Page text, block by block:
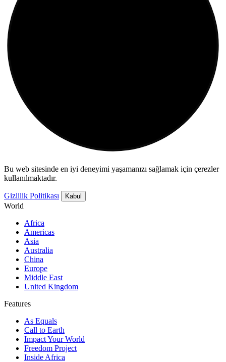
Bu web sitesinde en iyi deneyimi yaşamanızı sağlamak için çerezler
kullanılmaktadır.
Gizlilik Politikası Kabul
World
Africa
Americas
Asia
Australia
China
Europe
Middle East
United Kingdom
Features
As Equals
Call to Earth
Impact Your World
Freedom Project
Inside Africa